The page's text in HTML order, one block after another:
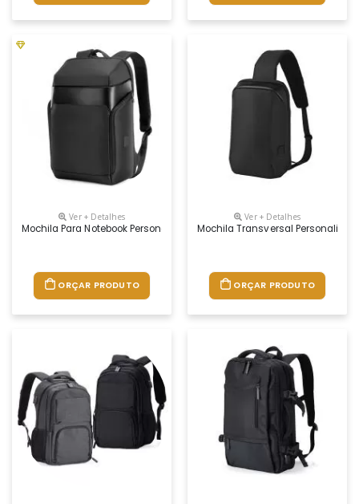
Ver + Detalhes
Mochila Para Notebook Personalizada
ORÇAR PRODUTO
Ver + Detalhes
Mochila Transversal
ORÇAR PRODUTO